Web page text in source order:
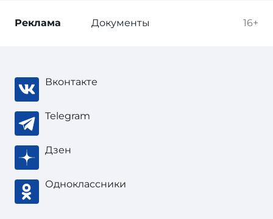
16+
Реклама Документы
Вконтакте
Telegram
Дзен
Одноклассники